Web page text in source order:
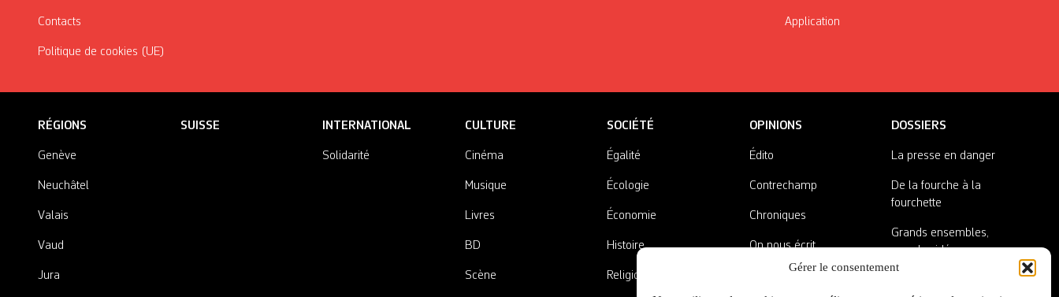
Gérer le consentement
Contacts
Politique de cookies (UE)
Application
RÉGIONS
Genève
Neuchâtel
Valais
Vaud
Jura
SUISSE INTERNATIONAL
Solidarité
CULTURE
Cinéma
Musique
Livres
BD
Scène
SOCIÉTÉ
Égalité
Écologie
Économie
Histoire
Religions
OPINIONS
Édito
Contrechamp
Chroniques
On nous écrit
DOSSIERS
La presse en danger
De la fourche à la
fourchette
Grands ensembles,
grandes idées